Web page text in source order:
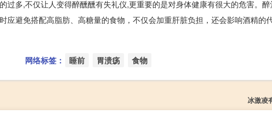
多,不仅让人变得醉醺醺有失礼仪,更重要的是对身体健康有很大的危害。醉
应避免搭配高脂肪、高糖量的食物，不仅会加重肝脏负担，还会影响酒精的
网络标签： 睡前 胃溃疡 食物
冰激凌